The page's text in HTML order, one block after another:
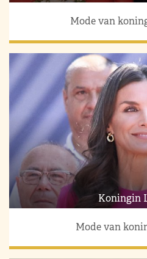
Mode van
Koningin
Mode van